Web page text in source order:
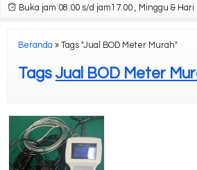
Buka jam 08.00 s/d jam17.00 , Minggu &
Beranda » Tags "Jual BOD Meter Murah"
Tags Jual BOD Meter